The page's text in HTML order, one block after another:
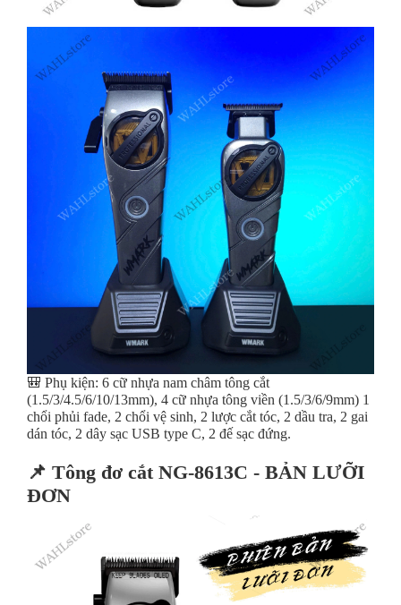
🎒 Phụ kiện: 6 cữ nhựa nam châm tông cắt
(1.5/3/4.5/6/10/13mm), 4 cữ nhựa tông viền (1.5/3/6/9mm) 1
chổi phủi fade, 2 chổi vệ sinh, 2 lược cắt tóc, 2 dầu tra, 2 gai
dán tóc, 2 dây sạc USB type C, 2 đế sạc đứng.
📌 Tông đơ cắt NG-8613C - BẢN LƯỠI
ĐƠN